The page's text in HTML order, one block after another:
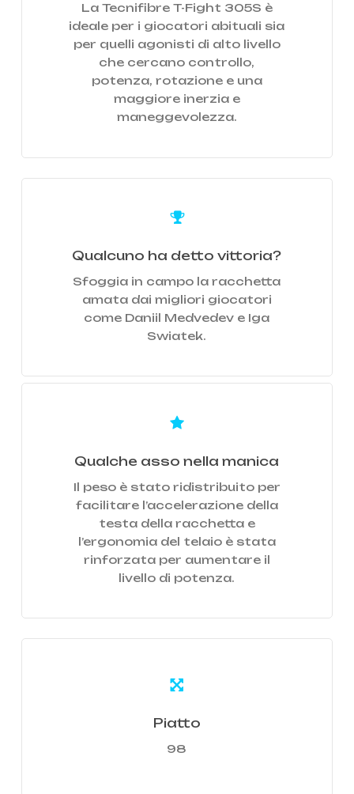
La Tecnifibre T-Fight 305S è
ideale per i giocatori abituali sia
per quelli agonisti di alto livello
che cercano controllo,
potenza, rotazione e una
maggiore inerzia e
maneggevolezza.
Qualcuno ha detto vittoria?
Sfoggia in campo la racchetta
amata dai migliori giocatori
come Daniil Medvedev e Iga
Swiatek.
Qualche asso nella manica
Il peso è stato ridistribuito per
facilitare l’accelerazione della
testa della racchetta e
l’ergonomia del telaio è stata
rinforzata per aumentare il
livello di potenza.
Piatto
98